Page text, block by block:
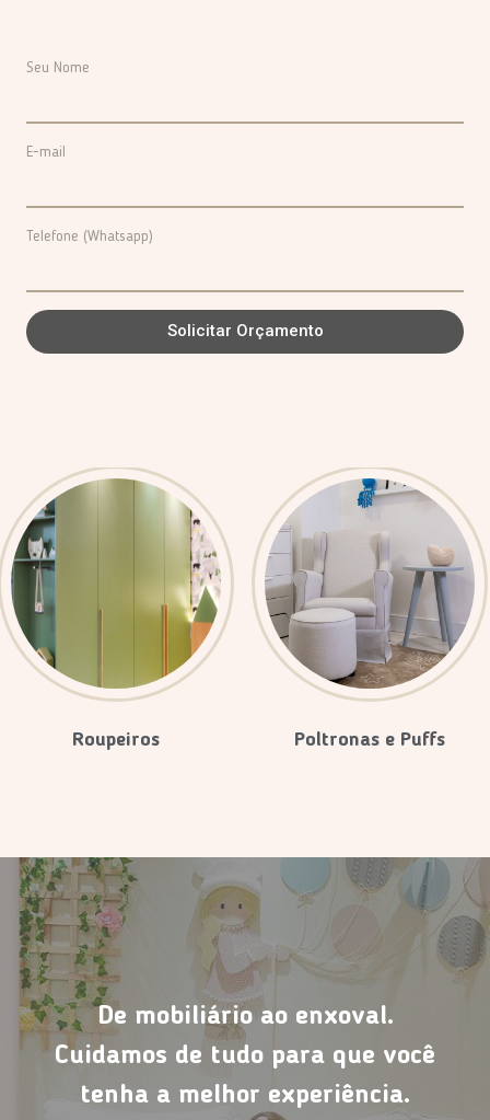
Seu Nome
E-mail
Telefone (Whatsapp)
Solicitar Orçamento
Roupeiros Poltronas e Puffs
De mobiliário ao enxoval.
Cuidamos de tudo para que você
tenha a melhor experiência.